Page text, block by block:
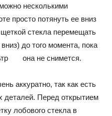
несколькими
просто потянуть ее вниз
стекла перемещать
до того момента, пока
она не снимется.
аккуратно, так как есть
деталей. Перед открытием
лобового стекла в